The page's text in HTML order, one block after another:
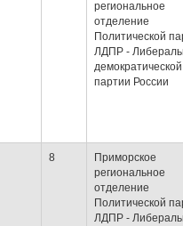
региональное
отделение
Политической
ЛДПР -
демократической
партии России
8
Приморское
региональное
отделение
Политической
ЛДПР -